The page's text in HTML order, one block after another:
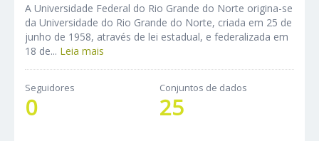
A Universidade Federal do Rio Grande do Norte origina-se
da Universidade do Rio Grande do Norte, criada em 25 de
junho de 1958, através de lei estadual, e federalizada em
18 de... Leia mais
Seguidores
0
Conjuntos de dados
25